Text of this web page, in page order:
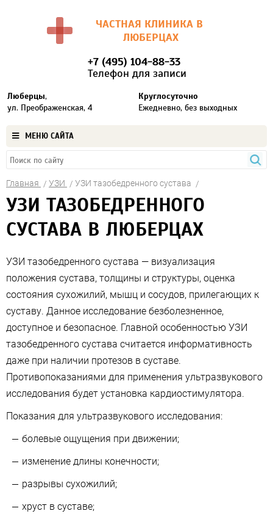
ЧАСТНАЯ КЛИНИКА В
ЛЮБЕРЦАХ
Люберцы,
ул. Преображенская, 4
+7 (495) 104-88-33
Телефон для записи
Круглосуточно
Ежедневно, без выходных
МЕНЮ САЙТА
Главная УЗИ УЗИ тазобедренного сустава
УЗИ ТАЗОБЕДРЕННОГО
СУСТАВА В ЛЮБЕРЦАХ
УЗИ тазобедренного сустава — визуализация
положения сустава, толщины и структуры, оценка
состояния сухожилий, мышц и сосудов, прилегающих к
суставу. Данное исследование безболезненное,
доступное и безопасное. Главной особенностью УЗИ
тазобедренного сустава считается информативность
даже при наличии протезов в суставе.
Противопоказаниями для применения ультразвукового
исследования будет установка кардиостимулятора.
Показания для ультразвукового исследования:
болевые ощущения при движении;
изменение длины конечности;
разрывы сухожилий;
хруст в суставе;